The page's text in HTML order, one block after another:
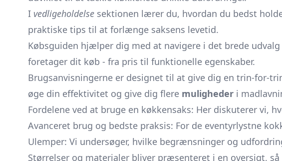
I vedligeholdelse sektionen lærer du, hvordan du bedst
praktiske tips til at forlænge saksens levetid.
Købsguiden hjælper dig med at navigere i det brede
foretager dit køb - fra pris til funktionelle egenskaber.
Brugsanvisningerne er designet til at give dig en trin-for-
øge din effektivitet og give dig flere muligheder i
Fordelene ved at bruge en køkkensaks: Her diskuterer vi,
Avanceret brug og bedste praksis: For de eventyrlystne
Ulemper: Vi undersøger, hvilke begrænsninger og
Størrelser og materialer bliver præsenteret i en oversigt,